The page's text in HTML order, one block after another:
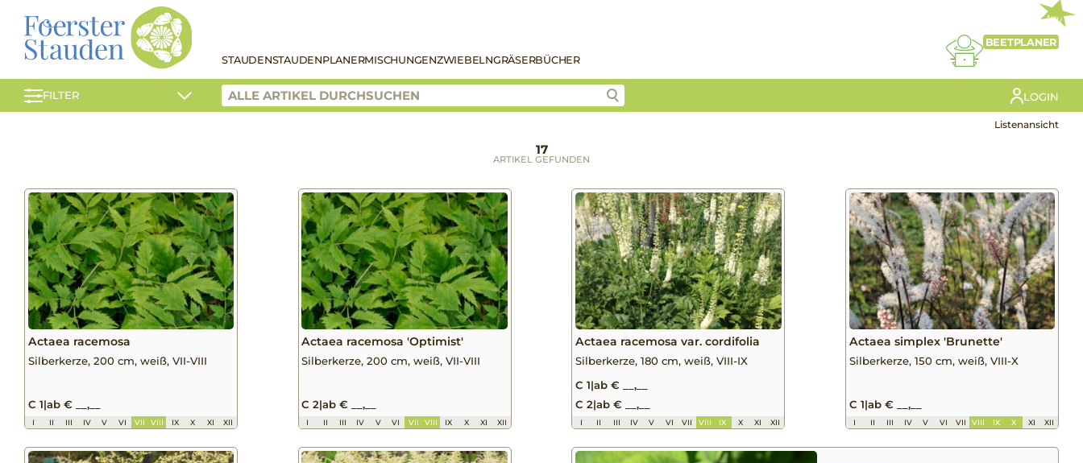
STAUDENSTAUDENPLANERMISCHUNGENZWIEBELNGRÄSERBÜCHER
NEU
BEETPLANER
FILTER LOGIN
Listenansicht
17
ARTIKEL GEFUNDEN
Actaea racemosa
Silberkerze, 200 cm, weiß, VII-VIII
C 1|ab € __,__
I II III IV V VI VII VIII IX X XI XII
Actaea racemosa 'Optimist'
Silberkerze, 200 cm, weiß, VII-VIII
C 2|ab € __,__
I II III IV V VI VII VIII IX X XI XII
Actaea racemosa var. cordifolia
Silberkerze, 180 cm, weiß, VIII-IX
C 1|ab € __,__
C 2|ab € __,__
I II III IV V VI VII VIII IX X XI XII
Actaea simplex 'Brunette'
Silberkerze, 150 cm, weiß, VIII-X
C 1|ab € __,__
I II III IV V VI VII VIII IX X XI XII